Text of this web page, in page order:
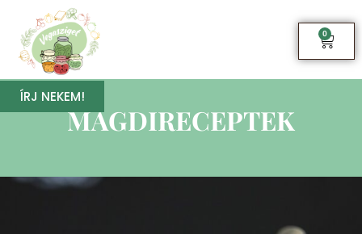
0
ÍRJ NEKEM!
MAGDIRECEPTEK